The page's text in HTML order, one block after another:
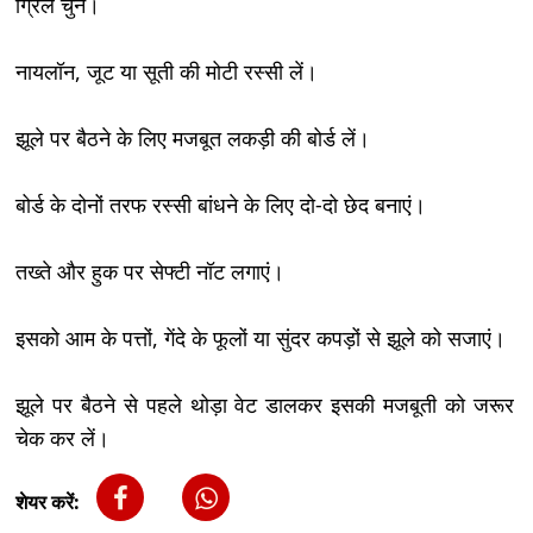
नायलॉन, जूट या सूती की मोटी रस्सी लें।
झूले पर बैठने के लिए मजबूत लकड़ी की बोर्ड लें।
बोर्ड के दोनों तरफ रस्सी बांधने के लिए दो-दो छेद बनाएं।
तख्ते और हुक पर सेफ्टी नॉट लगाएं।
इसको आम के पत्तों, गेंदे के फूलों या सुंदर कपड़ों से झूले को सजाएं।
झूले पर बैठने से पहले थोड़ा वेट डालकर इसकी मजबूती को जरूर
चेक कर लें।
शेयर करें: